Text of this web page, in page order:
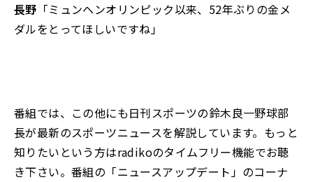
長野 「ミュンヘンオリンピック以来、52年ぶりの金メ
ダルをとってほしいですね」
番組では、 この他にも日刊スポーツの鈴木良一野球部
長が最新のスポーツニュースを解説しています。 もっと
知りたいという方はradikoのタイムフリー機能でお聴
き下さい。番組の「ニュースアップデート」のコーナ